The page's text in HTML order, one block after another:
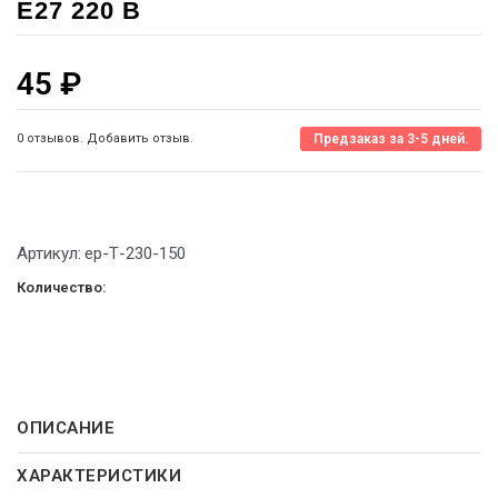
E27 220 В
45 ₽
0 отзывов. Добавить отзыв. Предзаказ за 3-5 дней.
Артикул: ep-Т-230-150
Количество:
ОПИСАНИЕ
ХАРАКТЕРИСТИКИ